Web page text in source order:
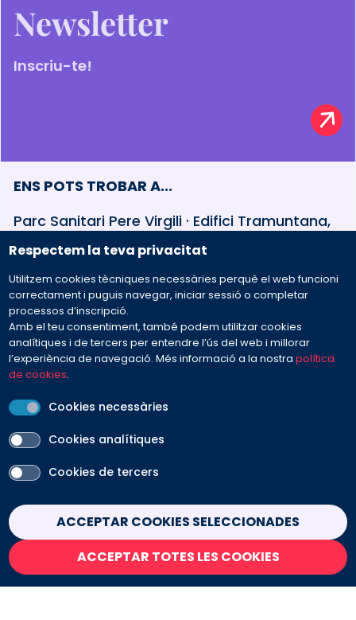
Respectem la teva privacitat
Utilitzem cookies tècniques necessàries perquè el web funcioni
correctament i puguis navegar, iniciar sessió o completar
processos d’inscripció.
Amb el teu consentiment, també podem utilitzar cookies
analítiques i de tercers per entendre l’ús del web i millorar
l’experiència de navegació. Més informació a la nostrapolítica
de cookies.
Cookies necessàries
Cookies analítiques
Cookies de tercers
ACCEPTAR COOKIES SELECCIONADES
ACCEPTAR TOTES LES COOKIES
Withdraw consent
Newsletter
Inscriu-te!
ENS POTS TROBAR A...
Parc Sanitari Pere Virgili · Edifici Tramuntana,
baixos Esteve Terradas, 30 · 08023 Barcelona
932 594 381
Preguntes freqüents
Envia'ns el teu missatge
PEU
SEGUEIX-NOS